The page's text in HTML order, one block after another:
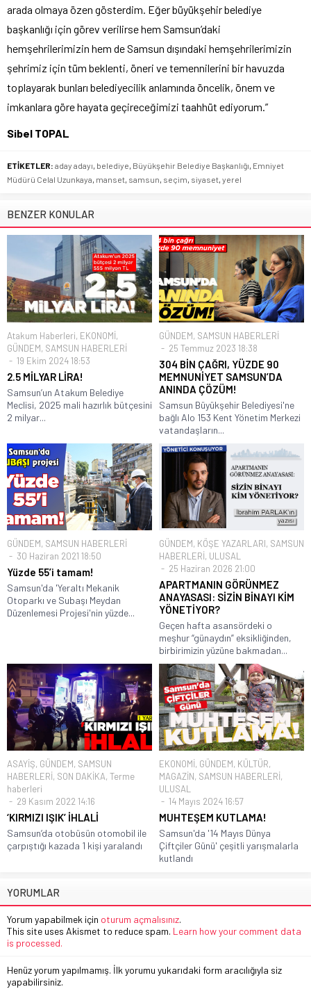
arada olmaya özen gösterdim. Eğer büyükşehir belediye
başkanlığı için görev verilirse hem Samsun’daki
hemşehrilerimizin hem de Samsun dışındaki hemşehrilerimizin
şehrimiz için tüm beklenti, öneri ve temennilerini bir havuzda
toplayarak bunları belediyecilik anlamında öncelik, önem ve
imkanlara göre hayata geçireceğimizi taahhüt ediyorum.”
Sibel TOPAL
ETİKETLER: aday adayı, belediye, Büyükşehir Belediye Başkanlığı, Emniyet
Müdürü Celal Uzunkaya, manset, samsun, seçim, siyaset, yerel
BENZER KONULAR
Atakum Haberleri, EKONOMİ,
GÜNDEM, SAMSUN HABERLERİ
19 Ekim 2024 18:53
2.5 MİLYAR LİRA!
Samsun’un Atakum Belediye
Meclisi, 2025 mali hazırlık bütçesini
2 milyar...
GÜNDEM, SAMSUN HABERLERİ
25 Temmuz 2023 18:38
304 BİN ÇAĞRI, YÜZDE 90
MEMNUNİYET SAMSUN’DA
ANINDA ÇÖZÜM!
Samsun Büyükşehir Belediyesi'ne
bağlı Alo 153 Kent Yönetim Merkezi
vatandaşların...
GÜNDEM, SAMSUN HABERLERİ
30 Haziran 2021 18:50
Yüzde 55’i tamam!
Samsun'da 'Yeraltı Mekanik
Otoparkı ve Subaşı Meydan
Düzenlemesi Projesi'nin yüzde...
GÜNDEM, KÖŞE YAZARLARI, SAMSUN
HABERLERİ, ULUSAL
25 Haziran 2026 21:00
APARTMANIN GÖRÜNMEZ
ANAYASASI: SİZİN BİNAYI KİM
YÖNETİYOR?
Geçen hafta asansördeki o
meşhur “günaydın” eksikliğinden,
birbirimizin yüzüne bakmadan...
ASAYİŞ, GÜNDEM, SAMSUN
HABERLERİ, SON DAKİKA, Terme
haberleri
29 Kasım 2022 14:16
‘KIRMIZI IŞIK’ İHLALİ
Samsun’da otobüsün otomobil ile
çarpıştığı kazada 1 kişi yaralandı
EKONOMİ, GÜNDEM, KÜLTÜR,
MAGAZİN, SAMSUN HABERLERİ,
ULUSAL
14 Mayıs 2024 16:57
MUHTEŞEM KUTLAMA!
Samsun'da '14 Mayıs Dünya
Çiftçiler Günü' çeşitli yarışmalarla
kutlandı
YORUMLAR
Yorum yapabilmek için oturum açmalısınız.
This site uses Akismet to reduce spam. Learn how your comment data
is processed.
Henüz yorum yapılmamış. İlk yorumu yukarıdaki form aracılığıyla siz
yapabilirsiniz.